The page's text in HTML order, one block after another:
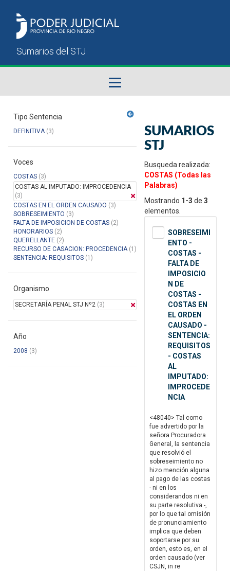
Sumarios del STJ
Manual del Usuario
Tipo Sentencia
DEFINITIVA(3)
Voces
COSTAS (3)
COSTAS AL IMPUTADO: IMPROCEDENCIA
(3)
COSTAS EN EL ORDEN CAUSADO (3)
SOBRESEIMIENTO (3)
FALTA DE IMPOSICION DE COSTAS (2)
HONORARIOS (2)
QUERELLANTE (2)
RECURSO DE CASACION: PROCEDENCIA(1)
SENTENCIA: REQUISITOS (1)
Organismo
SECRETARÍA PENAL STJ Nº2 (3)
Año
2008 (3)
SUMARIOS
STJ
Busqueda realizada:
COSTAS (Todas las
Palabras)
Mostrando 1-3 de 3
elementos.
SOBRESEIMI
ENTO -
COSTAS -
FALTA DE
IMPOSICIO
N DE
COSTAS -
COSTAS EN
EL ORDEN
CAUSADO -
SENTENCIA:
REQUISITOS
- COSTAS
AL
IMPUTADO:
IMPROCEDE
NCIA
<48040> Tal como
fue advertido por la
señora Procuradora
General, la sentencia
que resolvió el
sobreseimiento no
hizo mención alguna
al pago de las costas
- ni en los
considerandos ni en
su parte resolutiva -,
por lo que tal omisión
de pronunciamiento
implica que deben
soportarse por su
orden, esto es, en el
orden causado (ver
CSJN, in re